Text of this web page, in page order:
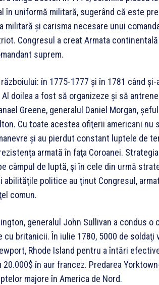
în uniformă militară, sugerând că este
militară şi carisma necesare unui
Congresul a creat Armata continentală
suprem.
în 1775-1777 şi în 1781 când şi-
doilea a fost să organizeze şi să
Greene, generalul Daniel Morgan,
Cu toate acestea ofiţerii americani nu
şi au pierdut constant luptele de
armată în faţa Coroanei.
câmpul de luptă, şi în cele din urmă
politice au ţinut Congresul,
comun.
generalul John Sullivan a condus o
cu britanicii. În iulie 1780, 5000 de soldaţi
Rhode Island pentru a întări
în aur francez. Predarea
majore în America de Nord.